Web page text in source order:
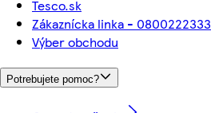
Tesco.sk
Zákaznícka linka - 0800222333
Výber obchodu
Potrebujete pomoc?